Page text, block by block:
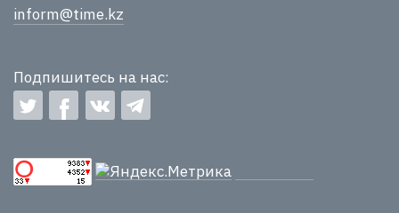
inform@time.kz
Подпишитесь на нас: